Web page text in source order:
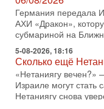
5-08-2026, 18:16
Сколько ещё
«Нетаниягу
Израиле могут
Нетаниягу снова
5-08-2026, 08:51
Трамп пригрозил
05/08/2026